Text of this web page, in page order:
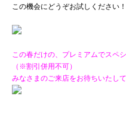
この機会にどうぞお試しください！
この春だけの、プレミアムでスペ
（※割引併用不可）
みなさまのご来店をお待ちいたして